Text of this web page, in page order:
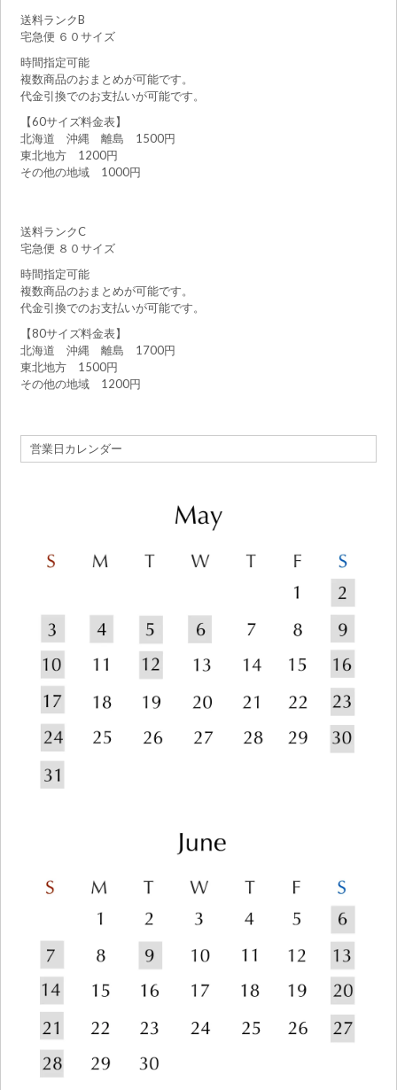
送料ランクB
宅急便 ６０サイズ
時間指定可能
複数商品のおまとめが可能です。
代金引換でのお支払いが可能です。
【60サイズ料金表】
北海道 沖縄 離島 1500円
東北地方 1200円
その他の地域 1000円
送料ランクC
宅急便 ８０サイズ
時間指定可能
複数商品のおまとめが可能です。
代金引換でのお支払いが可能です。
【80サイズ料金表】
北海道 沖縄 離島 1700円
東北地方 1500円
その他の地域 1200円
営業日カレンダー